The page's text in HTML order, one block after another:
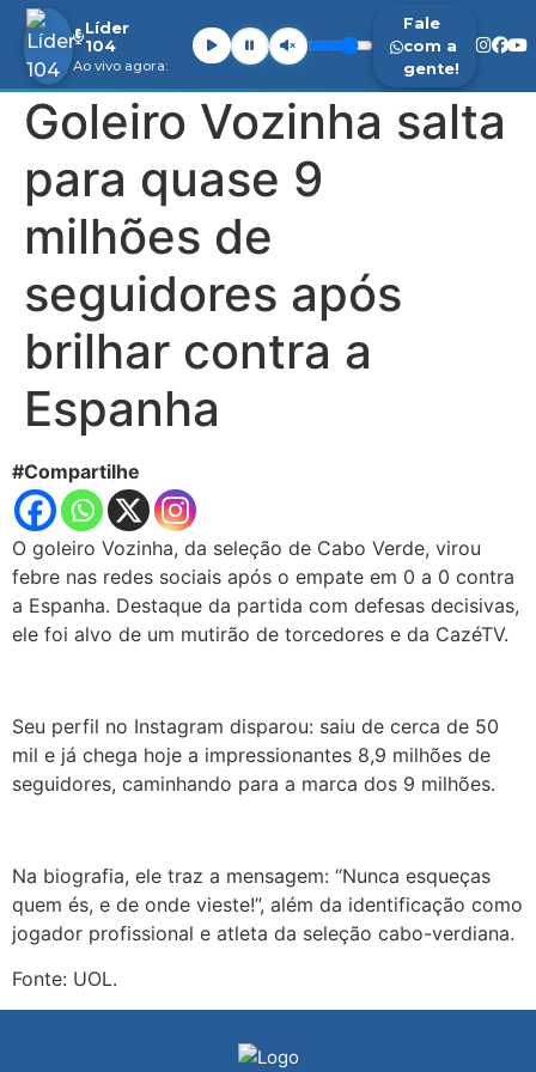
Goleiro Vozinha salta
para quase 9
milhões de
seguidores após
brilhar contra a
Espanha
#Compartilhe
O goleiro Vozinha, da seleção de Cabo Verde, virou
febre nas redes sociais após o empate em 0 a 0 contra
a Espanha. Destaque da partida com defesas decisivas,
ele foi alvo de um mutirão de torcedores e da CazéTV.
Seu perfil no Instagram disparou: saiu de cerca de 50
mil e já chega hoje a impressionantes 8,9 milhões de
seguidores, caminhando para a marca dos 9 milhões.
Na biografia, ele traz a mensagem: “Nunca esqueças
quem és, e de onde vieste!”, além da identificação como
jogador profissional e atleta da seleção cabo-verdiana.
Fonte: UOL.
Líder
104
Ao vivo agora:
Fale
com a
gente!